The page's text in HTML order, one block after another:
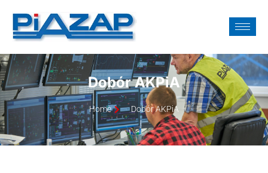
Dobór AKPiA
Home Dobór AKPiA